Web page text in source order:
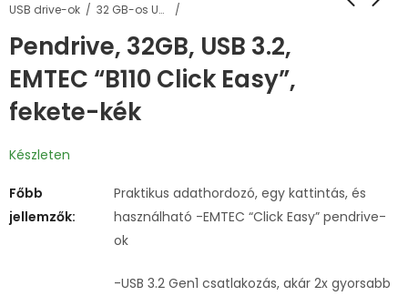
USB drive-ok
32 GB-os USB pendrive-ok
Pendrive, 32GB, USB 3.2,
EMTEC “B110 Click Easy”,
fekete-kék
Készleten
Főbb
jellemzők:
Praktikus adathordozó, egy kattintás, és
használható -EMTEC “Click Easy” pendrive-
ok
-USB 3.2 Gen1 csatlakozás, akár 2x gyorsabb